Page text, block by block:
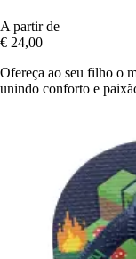
A partir de
€ 24,00
Ofereça ao seu filho o
unindo conforto e